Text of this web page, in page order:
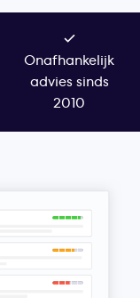
Onafhankelijk
advies sinds
2010